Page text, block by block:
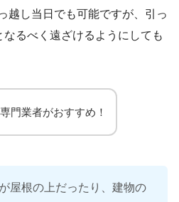
越し当日でも可能ですが、引っ
るべく遠ざけるようにしても
門業者がおすすめ！
屋根の上だったり、建物の